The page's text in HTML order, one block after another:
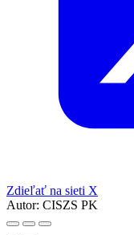
Zdieľať na sieti X
Autor: CISZS PK